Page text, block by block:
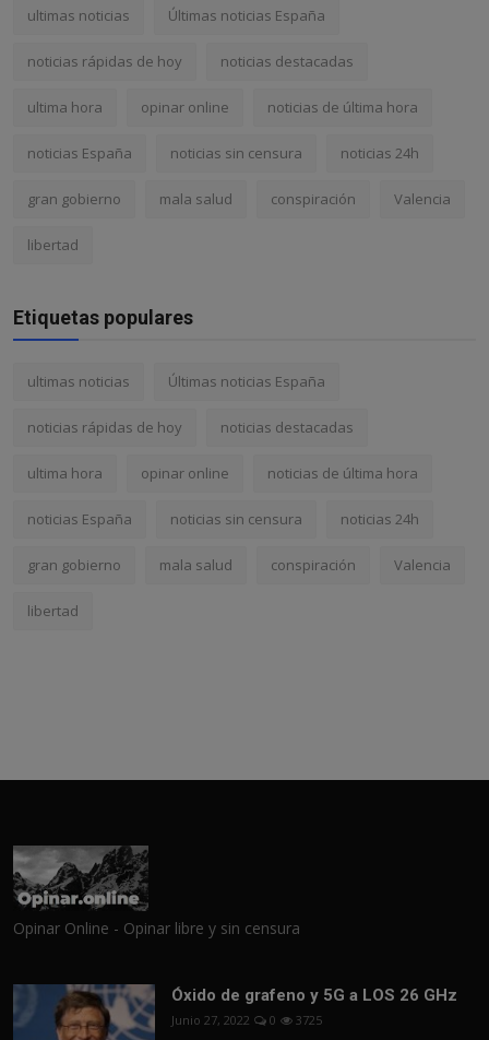
ultimas noticias Últimas noticias España
noticias rápidas de hoy noticias destacadas
ultima hora opinar online noticias de última hora
noticias España noticias sin censura noticias 24h
gran gobierno mala salud conspiración Valencia
libertad
Etiquetas populares
ultimas noticias Últimas noticias España
noticias rápidas de hoy noticias destacadas
ultima hora opinar online noticias de última hora
noticias España noticias sin censura noticias 24h
gran gobierno mala salud conspiración Valencia
libertad
Opinar Online - Opinar libre y sin censura
Óxido de grafeno y 5G a LOS 26 GHz
Junio 27, 2022 0 3725